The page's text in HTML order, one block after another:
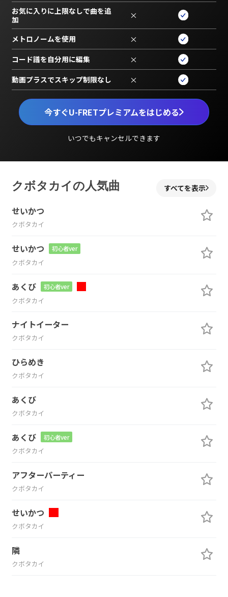
今すぐU-FRETプレミアムをはじめる
いつでもキャンセルできます
お気に入りに上限なしで曲を追
加
×
メトロノームを使用 ×
コード譜を自分用に編集 ×
動画プラスでスキップ制限なし ×
クボタカイの人気曲 すべてを表示
せいかつ
クボタカイ
せいかつ 初心者ver
クボタカイ
あくび 初心者ver
クボタカイ
ナイトイーター
クボタカイ
ひらめき
クボタカイ
あくび
クボタカイ
あくび 初心者ver
クボタカイ
アフターパーティー
クボタカイ
せいかつ
クボタカイ
隣
クボタカイ